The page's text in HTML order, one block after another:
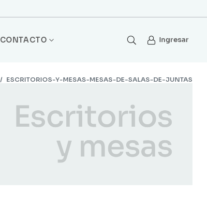
CONTACTO Ingresar
ESCRITORIOS-Y-MESAS-MESAS-DE-SALAS-DE-JUNTAS